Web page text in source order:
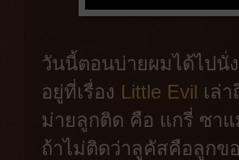
วันนี้ตอนบ่ายผมได้ไปนั่
อยู่ที่เรื่อง Little Evil เล่
ม่ายลูกติด คือ แกรี่ ซา
ถ้าไม่ติดว่าลูคัสคือลูกข